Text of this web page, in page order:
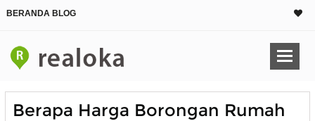
BERANDA BLOG
Berapa Harga Borongan Rumah